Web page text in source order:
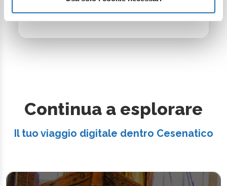
Turismo
Continua a esplorare
Il tuo viaggio digitale dentro Cesenatico